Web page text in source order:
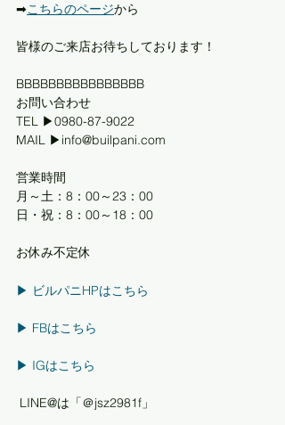
➡︎こちらのページから
皆様のご来店お待ちしております！
BBBBBBBBBBBBBBBB
お問い合わせ
TEL ▶0980-87-9022
MAIL ▶info@builpani.com
営業時間
月～土：8：00～23：00
日・祝：8：00～18：00
お休み不定休
▶︎ ビルパニHPはこちら
▶︎ FBはこちら
▶︎ IGはこちら
LINE@は「＠jsz2981f」